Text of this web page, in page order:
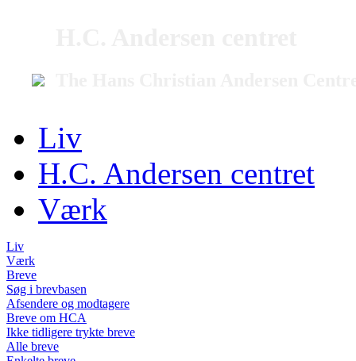
Liv
H.C. Andersen centret
Værk
Liv
Værk
Breve
Søg i brevbasen
Afsendere og modtagere
Breve om HCA
Ikke tidligere trykte breve
Alle breve